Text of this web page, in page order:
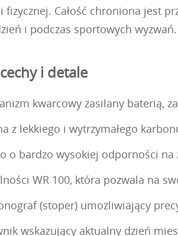
fizycznej. Całość chroniona jest
i podczas sportowych wyzwań.
i detale
kwarcowy zasilany baterią,
z lekkiego i wytrzymałego
o bardzo wysokiej odporności
WR 100, która pozwala na
(stoper) umożliwiający
wskazujący aktualny dzień